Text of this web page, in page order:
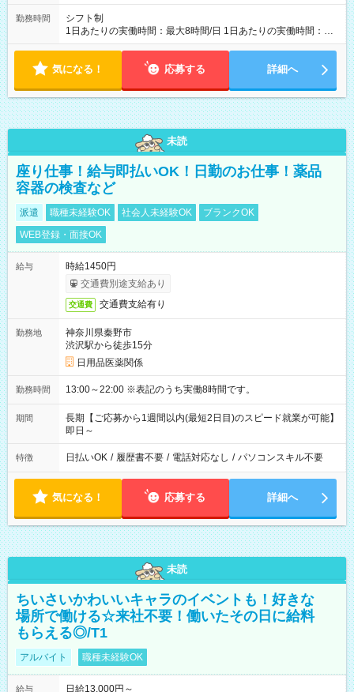
勤務時間
シフト制
1日あたりの実働時間：最大8時間/日 1日あたりの実働時間：
7~8時間 シフト例 ・10時00分～18時00分 ・10時00分～19時00
気になる！ 応募する 詳細へ
未読
座り仕事！給与即払いOK！日勤のお仕事！薬品
容器の検査など
派遣 職種未経験OK 社会人未経験OK
ブランクOK
WEB登録・面接OK
給与
時給1450円
交通費別途支給あり
交通費 交通費支給有り
勤務地
神奈川県秦野市
渋沢駅から徒歩15分
日用品医薬関係
勤務時間 13:00～22:00 ※表記のうち実働8時間です。
期間
長期【ご応募から1週間以内(最短2日目)のスピード就業が可能】
即日～
特徴 日払いOK / 履歴書不要 / 電話対応なし / パソコンスキル不要
気になる！ 応募する 詳細へ
未読
ちいさいかわいいキャラのイベントも！好きな
場所で働ける☆来社不要！働いたその日に給料
もらえる◎/T1
アルバイト 職種未経験OK
給与
日給13,000円～